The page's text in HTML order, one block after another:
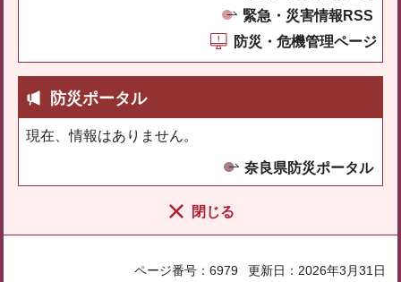
緊急・災害情報RSS
防災・危機管理ページ
防災ポータル
現在、情報はありません。
奈良県防災ポータル
閉じる
ページ番号：6979 更新日：2026年3月31日